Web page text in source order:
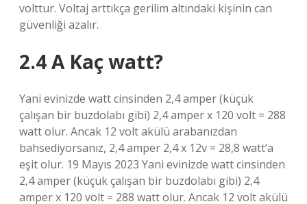
volttur. Voltaj arttıkça gerilim altındaki kişinin can
güvenliği azalır.
2.4 A Kaç watt?
Yani evinizde watt cinsinden 2,4 amper (küçük
çalışan bir buzdolabı gibi) 2,4 amper x 120 volt = 288
watt olur. Ancak 12 volt akülü arabanızdan
bahsediyorsanız, 2,4 amper 2,4 x 12v = 28,8 watt’a
eşit olur. 19 Mayıs 2023 Yani evinizde watt cinsinden
2,4 amper (küçük çalışan bir buzdolabı gibi) 2,4
amper x 120 volt = 288 watt olur. Ancak 12 volt akülü